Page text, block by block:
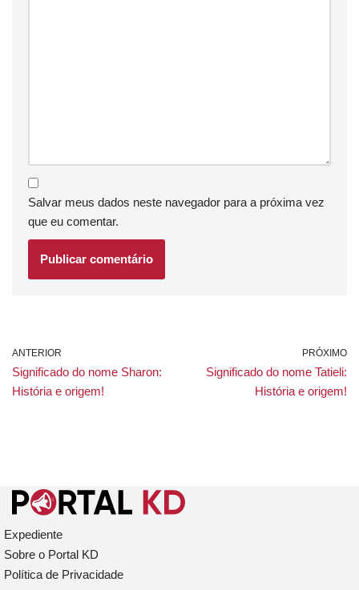
Salvar meus dados neste navegador para a próxima vez
que eu comentar.
ANTERIOR
Significado do nome Sharon:
História e origem!
PRÓXIMO
Significado do nome Tatieli:
História e origem!
Expediente
Sobre o Portal KD
Política de Privacidade